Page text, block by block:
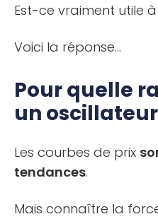
Est-ce vraiment utile
Voici la réponse…
Pour quelle
un
Les courbes de prix
tendances.
Mais connaître la